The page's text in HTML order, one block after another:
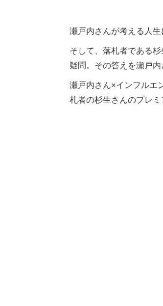
瀬戸内さんが考える人生
そして、落札者である
疑問。その答えを瀬戸
瀬戸内さん×インフルエ
札者の杉生さんのプレ